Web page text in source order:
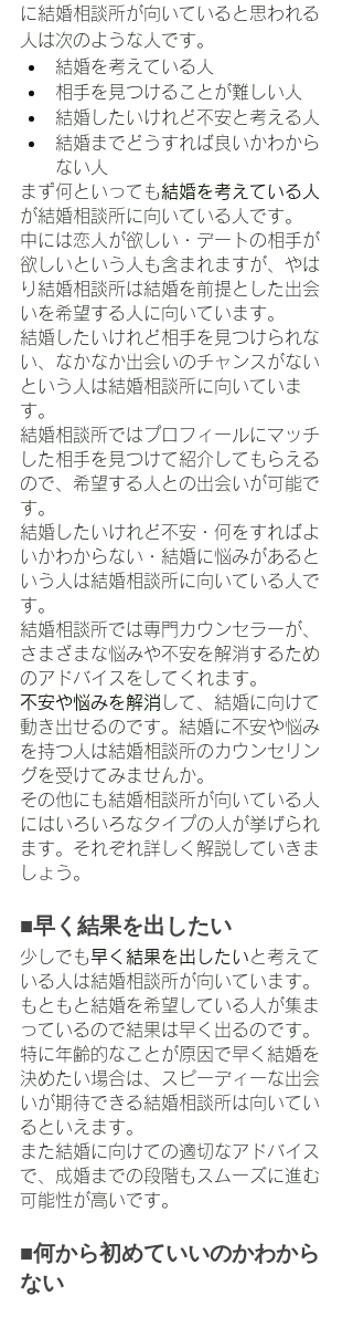
に結婚相談所が向いていると思われる
人は次のような人です。
結婚を考えている人
相手を見つけることが難しい人
結婚したいけれど不安と考える人
結婚までどうすれば良いかわから
ない人
まず何といっても結婚を考えている人
が結婚相談所に向いている人です。
中には恋人が欲しい・デートの相手が
欲しいという人も含まれますが、やは
り結婚相談所は結婚を前提とした出会
いを希望する人に向いています。
結婚したいけれど相手を見つけられな
い、なかなか出会いのチャンスがない
という人は結婚相談所に向いていま
す。
結婚相談所ではプロフィールにマッチ
した相手を見つけて紹介してもらえる
ので、希望する人との出会いが可能で
す。
結婚したいけれど不安・何をすればよ
いかわからない・結婚に悩みがあると
いう人は結婚相談所に向いている人で
す。
結婚相談所では専門カウンセラーが、
さまざまな悩みや不安を解消するため
のアドバイスをしてくれます。
不安や悩みを解消 して、結婚に向けて
動き出せるのです。結婚に不安や悩み
を持つ人は結婚相談所のカウンセリン
グを受けてみませんか。
その他にも結婚相談所が向いている人
にはいろいろなタイプの人が挙げられ
ます。それぞれ詳しく解説していきま
しょう。
■早く結果を出したい
少しでも早く結果を出したいと考えて
いる人は結婚相談所が向いています。
もともと結婚を希望している人が集ま
っているので結果は早く出るのです。
特に年齢的なことが原因で早く結婚を
決めたい場合は、スピーディーな出会
いが期待できる結婚相談所は向いてい
るといえます。
また結婚に向けての適切なアドバイス
で、成婚までの段階もスムーズに進む
可能性が高いです。
■何から初めていいのかわから
ない